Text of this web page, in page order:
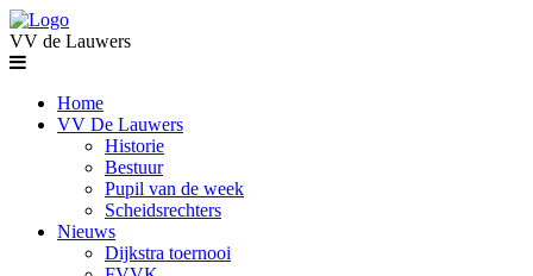
VV de Lauwers
Home
VV De Lauwers
Historie
Bestuur
Pupil van de week
Scheidsrechters
Nieuws
Dijkstra toernooi